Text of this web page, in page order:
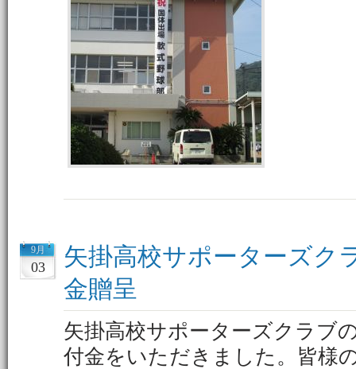
9月
03
矢掛高校サポーターズク
金贈呈
矢掛高校サポーターズクラブ
付金をいただきました。皆様